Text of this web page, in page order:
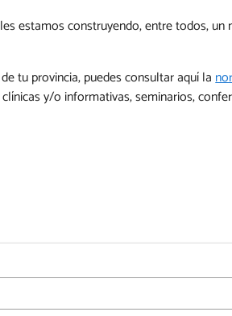
estamos construyendo, entre todos,
tu provincia, puedes consultar aquí la
y/o informativas, seminarios,